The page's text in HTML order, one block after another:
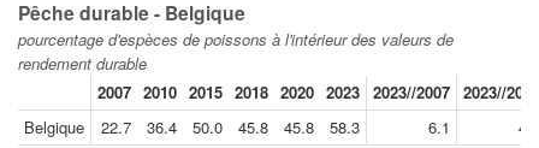
Pêche durable - Belgique
pourcentage d'espèces de poissons à l'intérieur des valeurs de
rendement durable
2007 2010 2015 2018 2020 2023 2023//2007 2023//2018
Belgique
22.7 36.4 50.0 45.8 45.8 58.3 6.1
4.9